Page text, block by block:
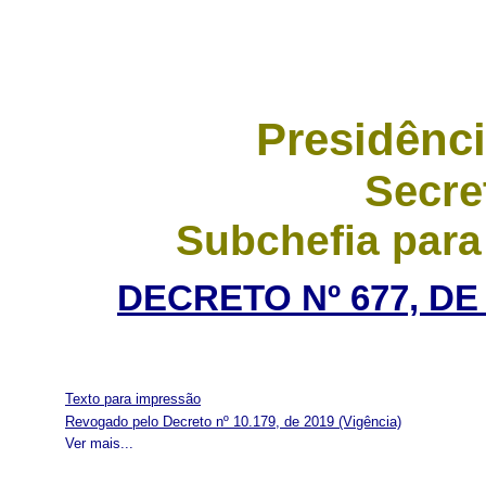
Subchefia
DECRETO Nº 677,
Texto para impressão
Ver mais...
Revogado pelo Decreto nº 10.179, de 2019 (Vigência)